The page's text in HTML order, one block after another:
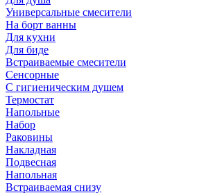
Универсальные смесители
На борт ванны
Для кухни
Для биде
Встраиваемые смесители
Сенсорные
С гигиеническим душем
Термостат
Напольные
Набор
Раковины
Накладная
Подвесная
Напольная
Встраиваемая снизу